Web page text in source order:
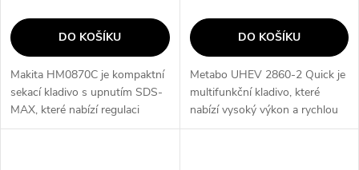
DO KOŠÍKU
Makita HM0870C je kompaktní
sekací kladivo s upnutím SDS-
MAX, které nabízí regulaci
otáček a pozvolný rozběh pro
DO KOŠÍKU
Metabo UHEV 2860-2 Quick je
multifunkční kladivo, které
nabízí vysoký výkon a rychlou
výměnu nástrojů. S jeho